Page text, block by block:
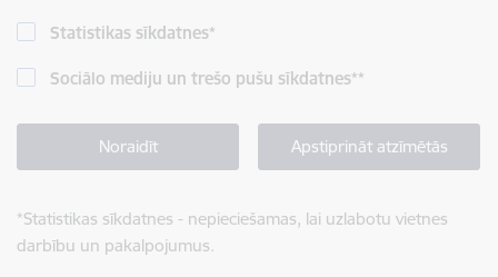
Statistikas sīkdatnes*
Sociālo mediju un trešo pušu sīkdatnes**
Noraidīt Apstiprināt atzīmētās
*Statistikas sīkdatnes - nepieciešamas, lai uzlabotu vietnes
darbību un pakalpojumus.